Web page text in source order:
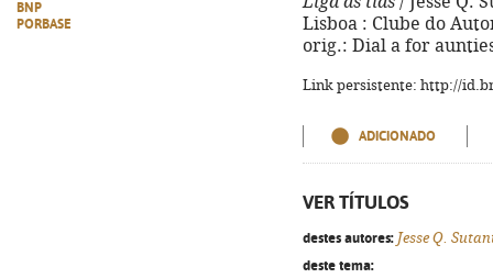
BNP
PORBASE
Lisboa : Clube do
orig.: Dial a for
Link persistente: http://
ADICIONADO
VER TÍTULOS
destes autores: Jesse Q.
deste tema: